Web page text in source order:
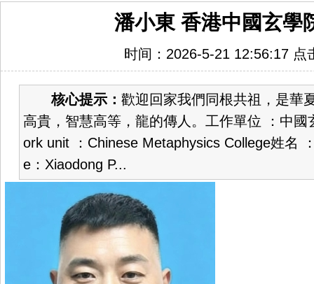
潘小東 香港中國玄學
时间：2026-5-21 12:56:17 点
核心提示： 歡迎回家我們同根共祖，是華
高貴，智慧高等，龍的傳人。工作單位 ：中國
ork unit ：Chinese Metaphysics College姓名
e：Xiaodong P...